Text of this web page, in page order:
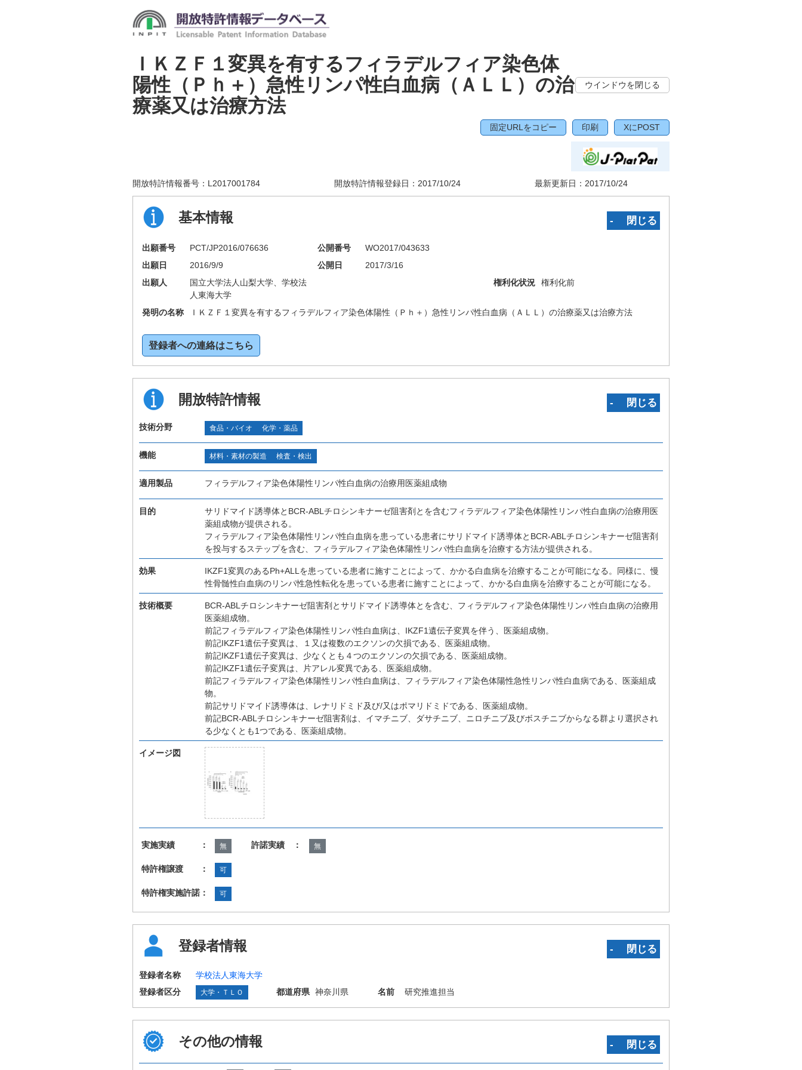
ＩＫＺＦ１変異を有するフィラデルフィア染色体
陽性（Ｐｈ＋）急性リンパ性白血病（ＡＬＬ）の治
療薬又は治療方法
ウインドウを閉じる
固定URLをコピー 印刷 XにPOST
開放特許情報番号： L2017001784 開放特許情報登録日： 2017/10/24 最新更新日： 2017/10/24
基本情報 ‐ 閉じる
出願番号 PCT/JP2016/076636 公開番号
WO2017/043633
出願日
2016/9/9 公開日
2017/3/16
出願人
国立大学法人山梨大学、学校法
人東海大学
権利化状況 権利化前
発明の名称 ＩＫＺＦ１変異を有するフィラデルフィア染色体陽性（Ｐｈ＋）急性リンパ性白血病（ＡＬＬ）の治療薬又は治療方法
登録者への連絡はこちら
開放特許情報 ‐ 閉じる
技術分野 食品・バイオ 化学・薬品
機能 材料・素材の製造 検査・検出
適用製品 フィラデルフィア染色体陽性リンパ性白血病の治療用医薬組成物
目的
サリドマイド誘導体とBCR-ABLチロシンキナーゼ阻害剤とを含むフィラデルフィア染色体陽性リンパ性白血病の治療用医
薬組成物が提供される。
フィラデルフィア染色体陽性リンパ性白血病を患っている患者にサリドマイド誘導体とBCR-ABLチロシンキナーゼ阻害剤
を投与するステップを含む、フィラデルフィア染色体陽性リンパ性白血病を治療する方法が提供される。
効果
IKZF1変異のあるPh+ALLを患っている患者に施すことによって、かかる白血病を治療することが可能になる。同様に、慢
性骨髄性白血病のリンパ性急性転化を患っている患者に施すことによって、かかる白血病を治療することが可能になる。
技術概要
BCR-ABLチロシンキナーゼ阻害剤とサリドマイド誘導体とを含む、フィラデルフィア染色体陽性リンパ性白血病の治療用
医薬組成物。
前記フィラデルフィア染色体陽性リンパ性白血病は、IKZF1遺伝子変異を伴う、医薬組成物。
前記IKZF1遺伝子変異は、１又は複数のエクソンの欠損である、医薬組成物。
前記IKZF1遺伝子変異は、少なくとも４つのエクソンの欠損である、医薬組成物。
前記IKZF1遺伝子変異は、片アレル変異である、医薬組成物。
前記フィラデルフィア染色体陽性リンパ性白血病は、フィラデルフィア染色体陽性急性リンパ性白血病である、医薬組成
物。
前記サリドマイド誘導体は、レナリドミド及び/又はポマリドミドである、医薬組成物。
前記BCR-ABLチロシンキナーゼ阻害剤は、イマチニブ、ダサチニブ、ニロチニブ及びボスチニブからなる群より選択され
る少なくとも1つである、医薬組成物。
イメージ図
実施実績 ： 無 許諾実績 ： 無
特許権譲渡 ： 可
特許権実施許諾： 可
登録者情報 ‐ 閉じる
登録者名称
学校法人東海大学
登録者区分
大学・ＴＬＯ 都道府県 神奈川県 名前 研究推進担当
その他の情報 ‐ 閉じる